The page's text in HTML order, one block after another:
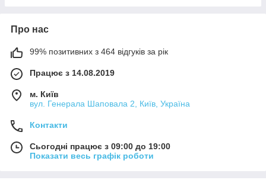
Про нас
99% позитивних з 464 відгуків за рік
Працює з 14.08.2019
м. Київ
вул. Генерала Шаповала 2, Київ, Україна
Контакти
Сьогодні працює з 09:00 до 19:00
Показати весь графік роботи